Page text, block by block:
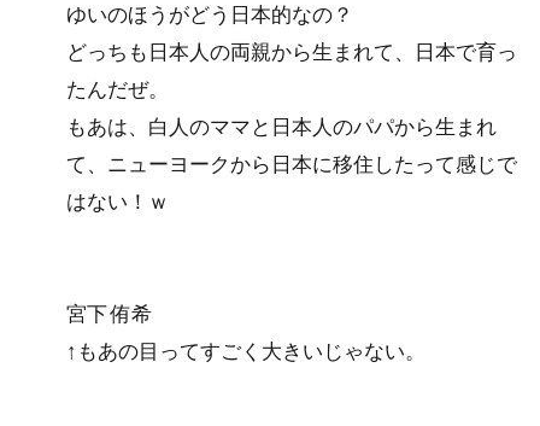
ゆいのほうがどう日本的なの？
どっちも日本人の両親から生まれて、日本で育っ
たんだぜ。
もあは、白人のママと日本人のパパから生まれ
て、ニューヨークから日本に移住したって感じで
はない！ｗ
宮下 侑希
↑もあの目ってすごく大きいじゃない。